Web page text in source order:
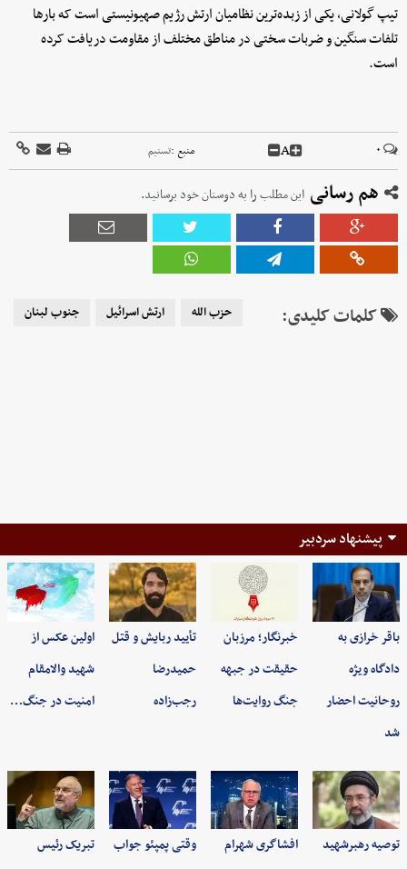
تیپ گولانی، یکی از زبده‌ترین نظامیان ارتش رژیم صهیونیستی است که بارها
تلفات سنگین و ضربات سختی در مناطق مختلف از مقاومت دریافت کرده
است.
۰ A منبع :تسنیم
هم رسانی این مطلب را به دوستان خود برسانید.
کلمات کلیدی: حزب الله ارتش اسرائیل جنوب لبنان
پیشنهاد سردبیر
باقر خرازی به
دادگاه ویژه
روحانیت احضار
شد
خبرنگار؛ مرزبان
حقیقت در جبهه
جنگ روایت‌ها
تأیید ربایش و قتل
حمیدرضا
رجب‌زاده
اولین عکس از
شهید والامقام
امنیت در جنگ…
توصیه رهبرشهید
افشاگری شهرام
وقتی پمپئو جواب
تبریک رئیس